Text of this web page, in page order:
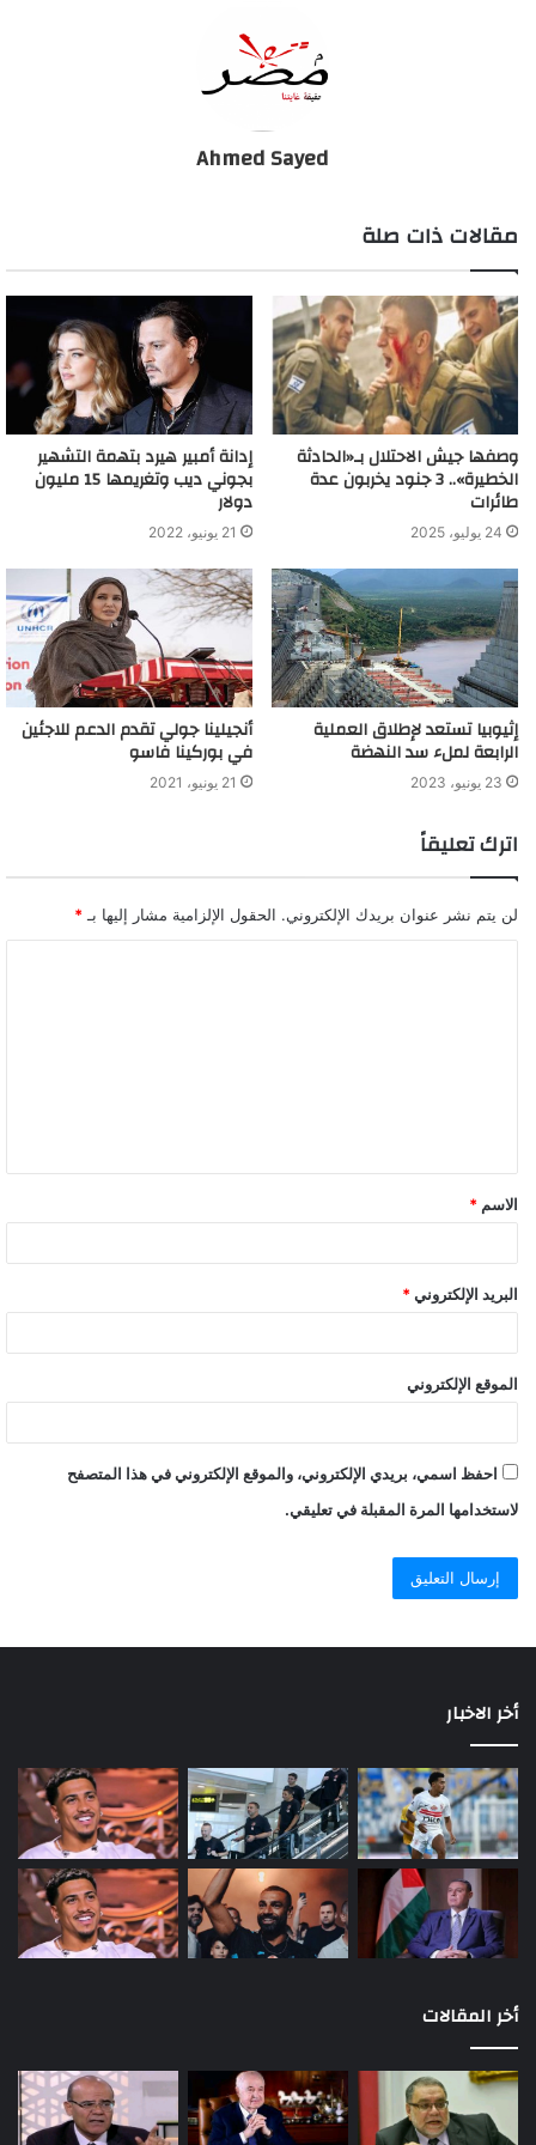
تجدد الاشتباكات بين الأمن والمتظاهرين في لبنان
Ahmed Sayed
مقالات ذات صلة
وصفها جيش الاحتلال بـ«الحادثة
الخطيرة».. 3 جنود يخربون عدة
طائرات
24 يوليو، 2025
إدانة أمبير هيرد بتهمة التشهير
بجوني ديب وتغريمها 15 مليون
دولار
21 يونيو، 2022
إثيوبيا تستعد لإطلاق العملية
الرابعة لملء سد النهضة
23 يونيو، 2023
أنجيلينا جولي تقدم الدعم للاجئين
في بوركينا فاسو
21 يونيو، 2021
اترك تعليقاً
لن يتم نشر عنوان بريدك الإلكتروني. الحقول الإلزامية مشار إليها بـ *
الاسم *
البريد الإلكتروني *
الموقع الإلكتروني
احفظ اسمي، بريدي الإلكتروني، والموقع الإلكتروني في هذا المتصفح
لاستخدامها المرة المقبلة في تعليقي.
أخر الاخبار
أخر المقالات